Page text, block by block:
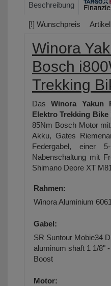
Beschreibung
[!] Wunschpreis
Winora
Bosch
Trekking
DasWinora Yakun
Elektro Trekking Bike
85Nm Bosch Motor
Akku, Gates
Federgabel, einer
Nabenschaltung mit
Shimano Deore XT
Rahmen:
Winora Aluminium
Gabel:
SR Suntour Mobie34
aluminum shaft 1 1/8"
Boost
Motor: